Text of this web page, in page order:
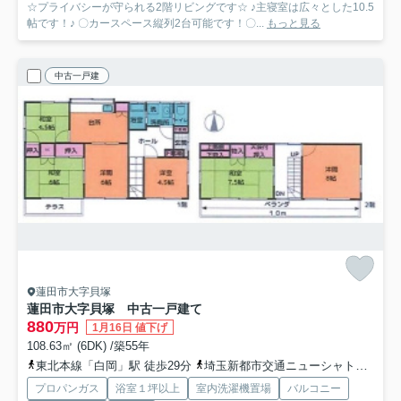
☆プライバシーが守られる2階リビングです☆ ♪主寝室は広々とした10.5
帖です！♪ 〇カースペース縦列2台可能です！〇... もっと見る
中古一戸建
蓮田市大字貝塚
蓮田市大字貝塚 中古一戸建て
880万円 1月16日 値下げ
108.63㎡ (6DK) /築55年
東北本線「白岡」駅 徒歩29分
埼玉新都市交通ニューシャトル「伊奈中央」駅 徒歩50分
プロパンガス 浴室１坪以上 室内洗濯機置場
バルコニー